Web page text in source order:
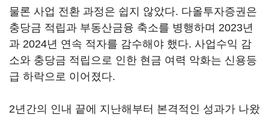
물론 사업 전환 과정은 쉽지 않았다. 다올투자증권은
충당금 적립과 부동산금융 축소를 병행하며 2023년
과 2024년 연속 적자를 감수해야 했다. 사업수익 감
소와 충당금 적립으로 인한 현금 여력 악화는 신용등
급 하락으로 이어졌다.
2년간의 인내 끝에 지난해부터 본격적인 성과가 나왔